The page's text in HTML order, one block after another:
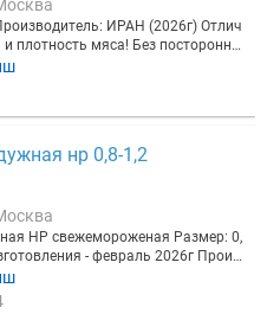
Аргентина, короб
НДС
полный прайс:
продукция проходит сертификац
больше, свяжитесь, чтобы узнат
ИРАН (2026г) Отлич
и плотность мяса! Без посторонни
Склад: Подольск ВСД, б/н
нр 0,8-1,2
свежемороженая Размер: 0,
И